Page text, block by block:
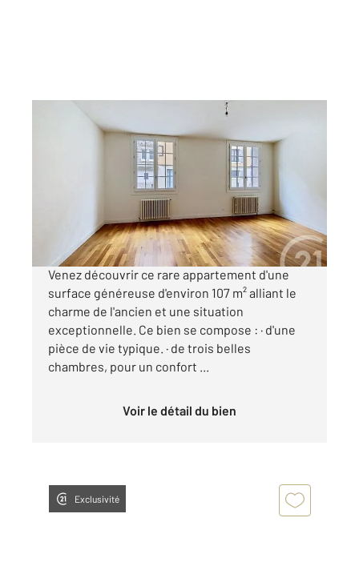
LE PUY EN VELAY 43
, 4 pièces
Appartement F3 Bis à vendre
131 000 €
Visiter le site dédié
Venez découvrir ce rare appartement d'une
surface généreuse d'environ 107 m² alliant le
charme de l'ancien et une situation
exceptionnelle. Ce bien se compose : · d'une
pièce de vie typique. · de trois belles
chambres, pour un confort ...
Voir le détail du bien
Exclusivité